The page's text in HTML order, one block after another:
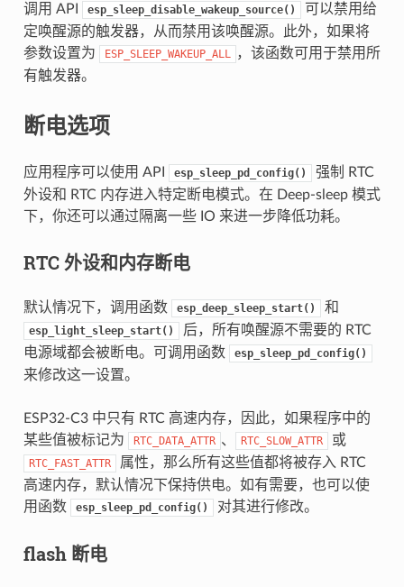
调用 API esp_sleep_disable_wakeup_source()
可以禁用给
定唤醒源的触发器，从而禁用该唤醒源。此外，如果将
参数设置为
ESP_SLEEP_WAKEUP_ALL ，该函数可用于禁用所
有触发器。
断电选项
应用程序可以使用 API esp_sleep_pd_config()
强制 RTC
外设和 RTC 内存进入特定断电模式。在 Deep-sleep 模式
下，你还可以通过隔离一些 IO 来进一步降低功耗。
RTC 外设和内存断电
默认情况下，调用函数 esp_deep_sleep_start() 和
esp_light_sleep_start()
后，所有唤醒源不需要的 RTC
电源域都会被断电。可调用函数
esp_sleep_pd_config()
来修改这一设置。
ESP32-C3 中只有 RTC 高速内存，因此，如果程序中的
某些值被标记为
RTC_DATA_ATTR 、 RTC_SLOW_ATTR 或
RTC_FAST_ATTR
属性，那么所有这些值都将被存入 RTC
高速内存，默认情况下保持供电。如有需要，也可以使
用函数
esp_sleep_pd_config() 对其进行修改。
flash 断电